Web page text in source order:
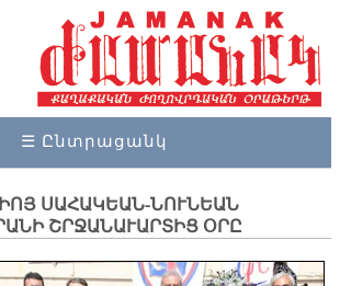
☰ Ընտրացանկ
ՍԱՀԱԿԵԱՆ-ՆՈՒՆԵԱՆ
ՇՐՋԱՆԱՒԱՐՏԻՑ ՕՐԸ